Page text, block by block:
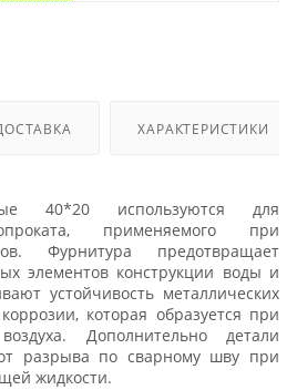
ХАРАКТЕРИСТИКИ
40*20 используются для
применяемого при
Фурнитура предотвращает
элементов конструкции воды и
устойчивость металлических
которая образуется при
Дополнительно детали
разрыва по сварному шву при
жидкости.